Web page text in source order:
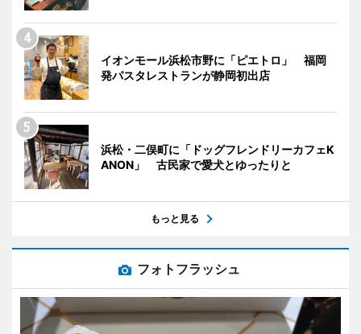
イオンモール浜松市野に「ピエトロ」 福岡
発パスタレストランが静岡初出店
浜松・二俣町に「ドッグフレンドリーカフェK
ANON」 古民家で愛犬とゆったりと
もっと見る
フォトフラッシュ